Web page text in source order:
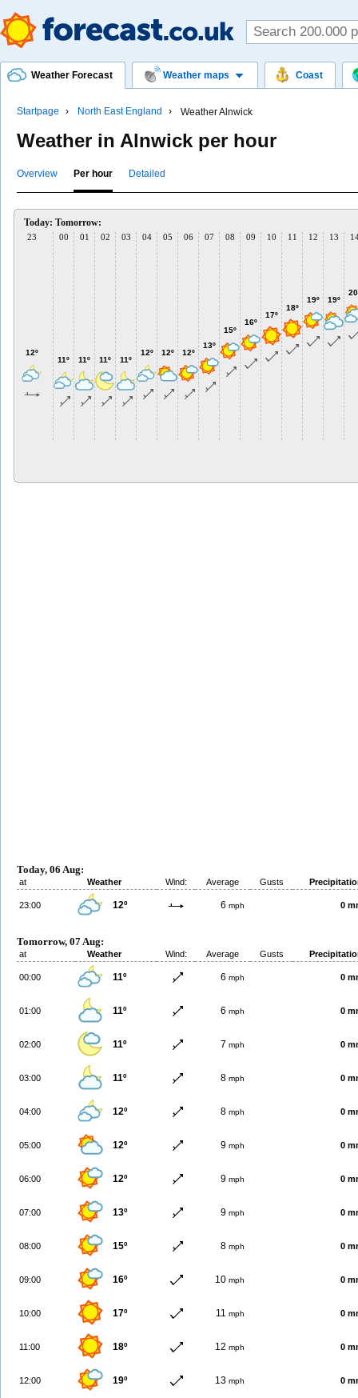
Weather Forecast Weather maps Coast
Startpage North East England Weather Alnwick
Weather in Alnwick per hour
Overview Per hour Detailed
Today:
23
12º
Tomorrow:
00
11º
01
11º
02
11º
03
11º
04
12º
05
12º
06
12º
07
13º
08
15º
09
16º
10
17º
11
18º
12
19º
13
19º
Today, 06 Aug:
at Weather Wind: Average Gusts
23:00 12º 6 mph 0
Tomorrow, 07 Aug:
at Weather Wind: Average Gusts
00:00 11º 6 mph 0
01:00 11º 6 mph 0
02:00 11º 7 mph 0
03:00 11º 8 mph 0
04:00 12º 8 mph 0
05:00 12º 9 mph 0
06:00 12º 9 mph 0
07:00 13º 9 mph 0
08:00 15º 8 mph 0
09:00 16º 10 mph 0
10:00 17º 11 mph 0
11:00 18º 12 mph 0
12:00 19º 13 mph 0